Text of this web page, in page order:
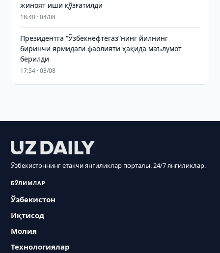
жиноят иши қўзғатилди
18:40 · 04/08
Президентга “Ўзбекнефтегаз”нинг йилнинг
биринчи ярмидаги фаолияти ҳақида маълумот
берилди
17:54 · 03/08
Ўзбекистоннинг етакчи янгиликлар порталы. 24/7 янгиликлар.
БЎЛИМЛАР
Ўзбекистон
Иқтисод
Молия
Технологиялар